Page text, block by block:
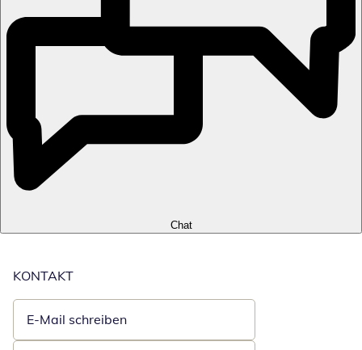
Chat
KONTAKT
E-Mail schreiben
Öffnet E-Mail-Client